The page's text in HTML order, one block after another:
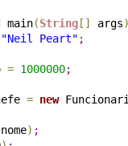
main(String [ ] args)
"Neil Peart" ;
= 1000000;
= new
nome) ;